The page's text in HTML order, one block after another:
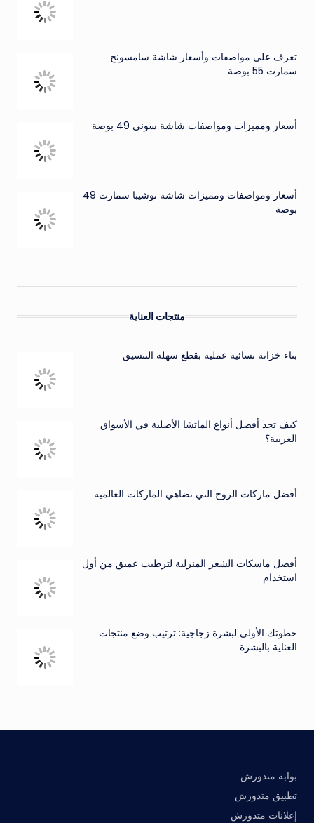
تعرف على مواصفات وأسعار شاشة سامسونج
سمارت 55 بوصة
أسعار ومميزات ومواصفات شاشة سوني 49 بوصة
أسعار ومواصفات ومميزات شاشة توشيبا سمارت 49
بوصة
منتجات العناية
بناء خزانة نسائية عملية بقطع سهلة التنسيق
كيف تجد أفضل أنواع الماتشا الأصلية في الأسواق
العربية؟
أفضل ماركات الروج التي تضاهي الماركات العالمية
أفضل ماسكات الشعر المنزلية لترطيب عميق من أول
استخدام
خطوتك الأولى لبشرة زجاجية: ترتيب وضع منتجات
العناية بالبشرة
بوابة متدورش
تطبيق متدورش
إعلانات متدورش